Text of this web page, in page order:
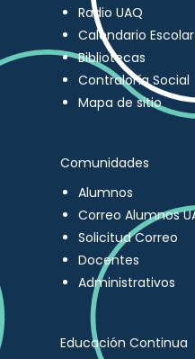
Radio UAQ
Calendario Escolar
Bibliotecas
Contraloría Social
Mapa de sitio
Comunidades
Alumnos
Correo Alumnos
Solicitud Correo
Docentes
Administrativos
Educación Continua